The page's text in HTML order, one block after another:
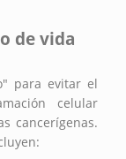
de vida
para evitar el
celular
cancerígenas.